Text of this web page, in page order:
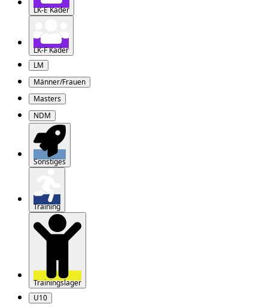
LK-E Kader
LK-F Kader
LM
Männer/Frauen
Masters
NDM
Sonstiges
Training
Trainingslager
U10